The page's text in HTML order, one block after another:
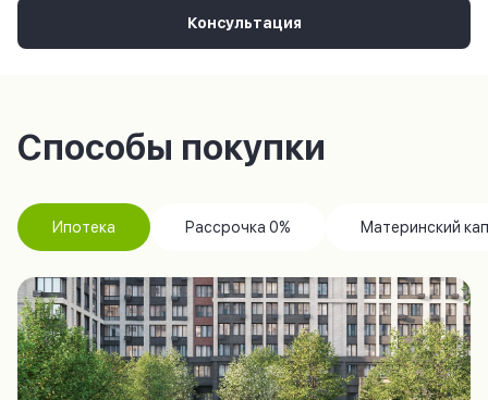
Консультация
Способы покупки
Ипотека Рассрочка 0% Материнский